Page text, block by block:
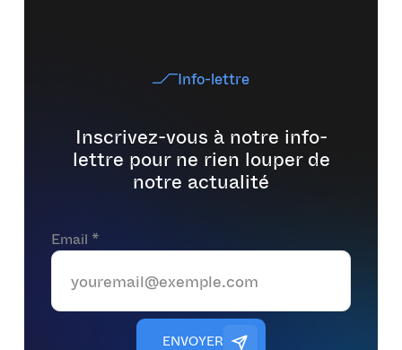
Info-lettre
Inscrivez-vous à notre info-
lettre pour ne rien louper de
notre actualité
Email *
ENVOYER